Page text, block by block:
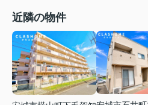
近隣の物件